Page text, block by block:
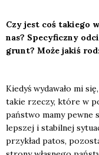
Czy jest coś takie­go
nas? Spe­cy­ficz­ny
grunt? Może jakiś
Kie­dyś wyda­wa­ło mi
takie rze­czy, któ­re w
pań­stwo mamy pew­ne
lep­szej i sta­bil­nej
przy­kład patos,